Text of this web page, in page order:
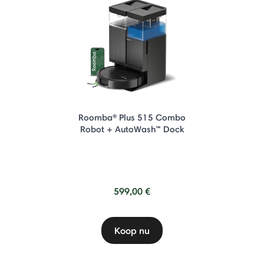
Roomba® Plus 515 Combo
Robot + AutoWash™ Dock
599,00 €
Koop nu